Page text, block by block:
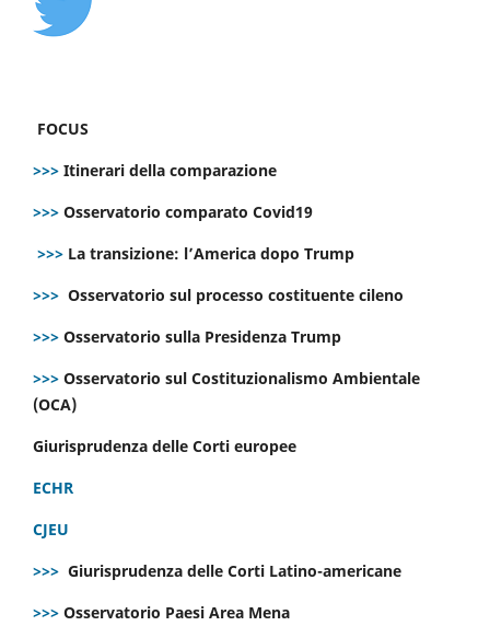
FOCUS
>>> Itinerari della comparazione
>>> Osservatorio comparato Covid19
>>> La transizione: l’America dopo Trump
>>> Osservatorio sul processo costituente cileno
>>> Osservatorio sulla Presidenza Trump
>>> Osservatorio sul Costituzionalismo Ambientale
(OCA)
Giurisprudenza delle Corti europee
ECHR
CJEU
>>> Giurisprudenza delle Corti Latino-americane
>>> Osservatorio Paesi Area Mena